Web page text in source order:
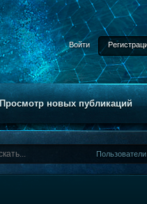
Войти
Просмотр новых публикаций
Пользователи